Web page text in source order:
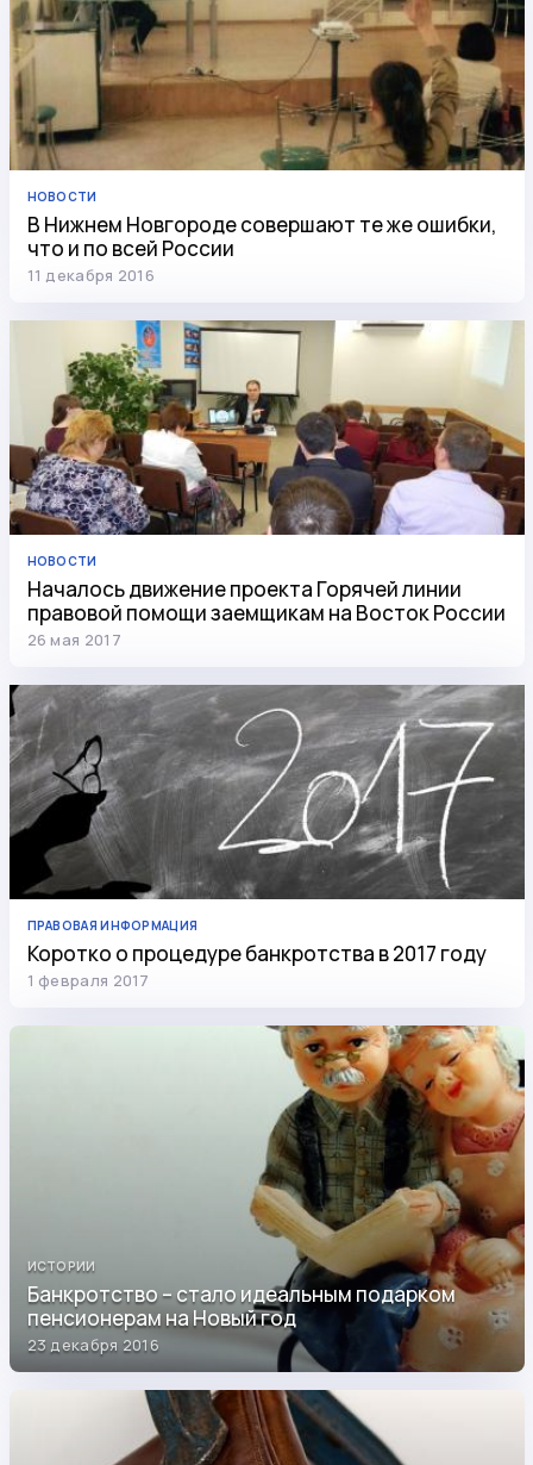
НОВОСТИ
В Нижнем Новгороде совершают те же ошибки,
что и по всей России
11 декабря 2016
НОВОСТИ
Началось движение проекта Горячей линии
правовой помощи заемщикам на Восток России
26 мая 2017
ПРАВОВАЯ ИНФОРМАЦИЯ
Коротко о процедуре банкротства в 2017 году
1 февраля 2017
ИСТОРИИ
Банкротство – стало идеальным подарком
пенсионерам на Новый год
23 декабря 2016